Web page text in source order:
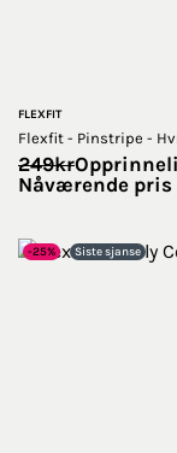
FLEXFIT
Flexfit - Pinstripe -
249kr
Nåværende pris
-25% Siste sjanse